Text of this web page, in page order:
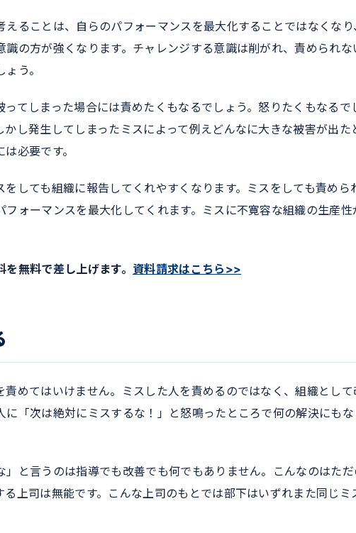
ることは、自らのパフォーマンスを最大化することではなくなり
の方が強くなります。チャレンジする意識は削がれ、責められな
う。
てしまった場合には責めたくもなるでしょう。怒りたくもなるで
し発生してしまったミスによって例えどんなに大きな被害が出た
必要です。
しても組織に報告してくれやすくなります。ミスをしても責めら
ォーマンスを最大化してくれます。ミスに不寛容な組織の生産性
無料で差し上げます。 資料請求はこちら>>
責めてはいけません。ミスした人を責めるのではなく、組織として
「次は絶対にミスするな！」と怒鳴ったところで何の解決にもな
」と言うのは指導でも改善でも何でもありません。こんなのはただ
上司は無能です。こんな上司のもとでは部下はいずれまた同じミ